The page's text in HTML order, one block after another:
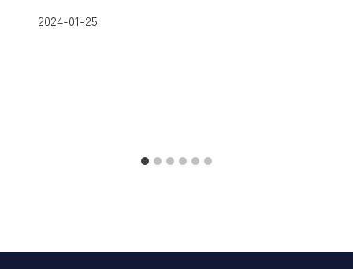
2024-01-25